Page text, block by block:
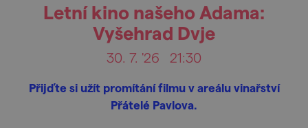
Letní kino našeho Adama:
Vyšehrad Dvje
30. 7. '26 21:30
Přijďte si užít promítání filmu v areálu vinařství
Přátelé Pavlova.